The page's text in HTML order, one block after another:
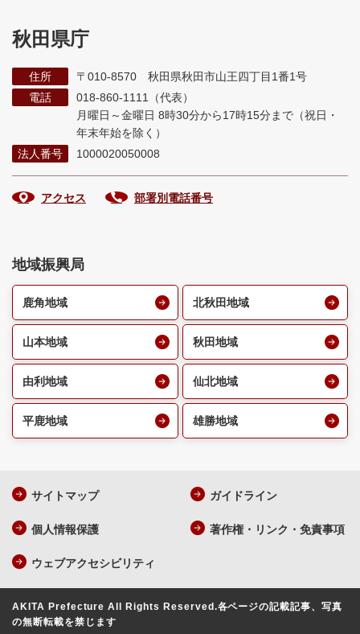
秋田県庁
住所
〒010-8570 秋田県秋田市山王四丁目1番1号
電話
018-860-1111（代表）
月曜日～金曜日 8時30分から17時15分まで （祝日・
年末年始を除く）
法人番号
1000020050008
アクセス 部署別電話番号
地域振興局
鹿角地域 北秋田地域
山本地域 秋田地域
由利地域 仙北地域
平鹿地域 雄勝地域
サイトマップ ガイドライン
個人情報保護 著作権・リンク・免責事項
ウェブアクセシビリティ
AKITA Prefecture All Rights Reserved.各ページの記載記事、写真
の無断転載を禁じます